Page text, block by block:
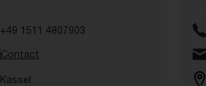
+49 1511 4807903
Contact
Kassel